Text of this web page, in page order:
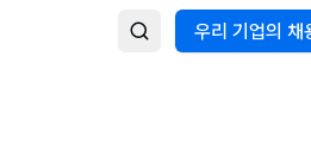
우리 기업의 채